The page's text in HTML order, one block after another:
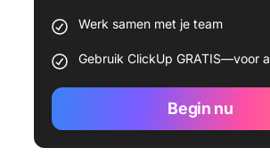
Werk samen met je team
Gebruik ClickUp GRATIS—voor
Begin nu